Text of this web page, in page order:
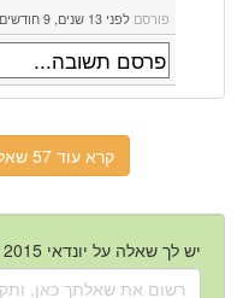
פורסם לפני 13 שנים, 9 חודשים
קרא עוד 57 שאלות ותשובות על רכב זה.
יש לך שאלה על יונדאי i20 2009 - 2015 יד שנייה?